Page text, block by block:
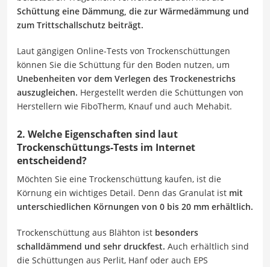
Schüttung eine Dämmung, die zur Wärmedämmung und
zum Trittschallschutz beiträgt.
Laut gängigen Online-Tests von Trockenschüttungen
können Sie die Schüttung für den Boden nutzen, um
Unebenheiten vor dem Verlegen des Trockenestrichs
auszugleichen. Hergestellt werden die Schüttungen von
Herstellern wie FiboTherm, Knauf und auch Mehabit.
2. Welche Eigenschaften sind laut
Trockenschüttungs-Tests im Internet
entscheidend?
Möchten Sie eine Trockenschüttung kaufen, ist die
Körnung ein wichtiges Detail. Denn das Granulat ist mit
unterschiedlichen Körnungen von 0 bis 20 mm erhältlich.
Trockenschüttung aus Blähton ist besonders
schalldämmend und sehr druckfest. Auch erhältlich sind
die Schüttungen aus Perlit, Hanf oder auch EPS